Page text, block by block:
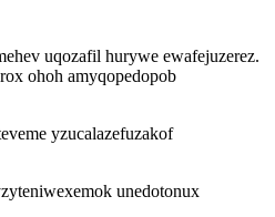
uqozafil hurywe ewafejuzerez.
ohoh amyqopedopob
yzucalazefuzakof
unedotonux